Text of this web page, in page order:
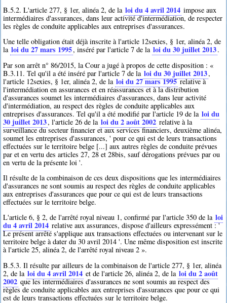
B.5.2. L'article 277, § 1er, alinéa 2, de la loi du 4 avril 2014 impose aux
intermédiaires d'assurances, dans leur activité d'intermédiation, de respecter
les règles de conduite applicables aux entreprises d'assurances.
Une telle obligation était déjà inscrite à l'article 12sexies, § 1er, alinéa 2, de
la loi du 27 mars 1995, inséré par l'article 7 de la loi du 30 juillet 2013.
Par son arrêt n° 86/2015, la Cour a jugé à propos de cette disposition : «
B.3.11. Tel qu'il a été inséré par l'article 7 de la loi du 30 juillet 2013,
l'article 12sexies, § 1er, alinéa 2, de la loi du 27 mars 1995relative à
l'intermédiation en assurances et en réassurances et à la distribution
d'assurances soumet les intermédiaires d'assurances, dans leur activité
d'intermédiation, au respect des règles de conduite applicables aux
entreprises d'assurances. Tel qu'il a été modifié par l'article 19 de la loi du
30 juillet 2013, l'article 26 de la loi du 2 août 2002 relative à la
surveillance du secteur financier et aux services financiers, deuxième alinéa,
soumet les entreprises d'assurances, ' pour ce qui est de leurs transactions
effectuées sur le territoire belge [...] aux autres règles de conduite prévues
par et en vertu des articles 27, 28 et 28bis, sauf dérogations prévues par ou
en vertu de la présente loi '.
Il résulte de la combinaison de ces deux dispositions que les intermédiaires
d'assurances ne sont soumis au respect des règles de conduite applicables
aux entreprises d'assurances que pour ce qui est de leurs transactions
effectuées sur le territoire belge.
L'article 6, § 2, de l'arrêté royal niveau 1, confirmé par l'article 350 de la loi
du 4 avril 2014 relative aux assurances, dispose d'ailleurs expressément : '
Le présent arrêté s'applique aux transactions effectuées ou intervenant sur le
territoire belge à dater du 30 avril 2014 '. Une même disposition est inscrite
à l'article 25, alinéa 2, de l'arrêté royal niveau 2 ».
B.5.3. Il résulte par ailleurs de la combinaison de l'article 277, § 1er, alinéa
2, de la loi du 4 avril 2014 et de l'article 26, alinéa 2, de la loi du 2 août
2002 que les intermédiaires d'assurances ne sont soumis au respect des
règles de conduite applicables aux entreprises d'assurances que pour ce qui
est de leurs transactions effectuées sur le territoire belge.